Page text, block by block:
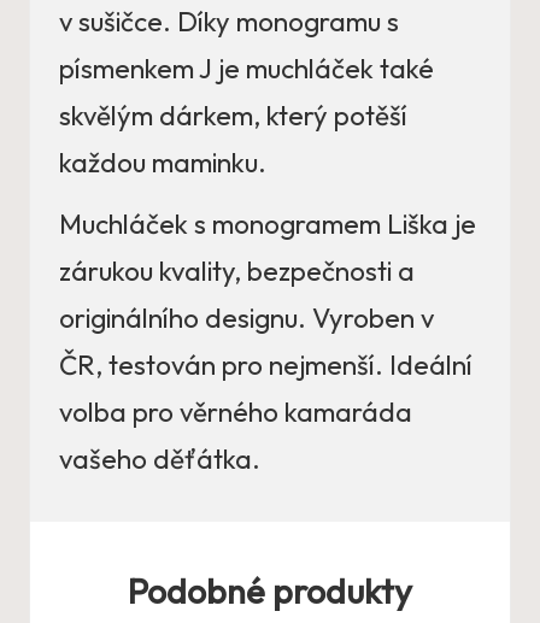
v sušičce. Díky monogramu s
písmenkem J je muchláček také
skvělým dárkem, který potěší
každou maminku.
Muchláček s monogramem Liška je
zárukou kvality, bezpečnosti a
originálního designu. Vyroben v
ČR, testován pro nejmenší. Ideální
volba pro věrného kamaráda
vašeho děťátka.
Podobné produkty